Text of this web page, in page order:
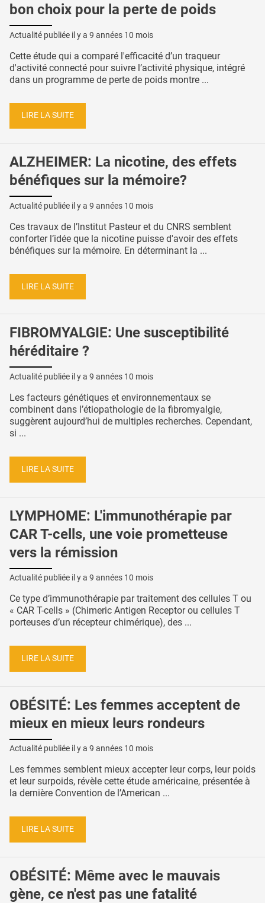
bon choix pour la perte de poids
Actualité publiée il y a 9 années 10 mois
Cette étude qui a comparé l'efficacité d’un traqueur
d'activité connecté pour suivre l’activité physique, intégré
dans un programme de perte de poids montre ...
LIRE LA SUITE
ALZHEIMER: La nicotine, des effets
bénéfiques sur la mémoire?
Actualité publiée il y a 9 années 10 mois
Ces travaux de l’Institut Pasteur et du CNRS semblent
conforter l’idée que la nicotine puisse d'avoir des effets
bénéfiques sur la mémoire. En déterminant la ...
LIRE LA SUITE
FIBROMYALGIE: Une susceptibilité
héréditaire ?
Actualité publiée il y a 9 années 10 mois
Les facteurs génétiques et environnementaux se
combinent dans l’étiopathologie de la fibromyalgie,
suggèrent aujourd’hui de multiples recherches. Cependant,
si ...
LIRE LA SUITE
LYMPHOME: L'immunothérapie par
CAR T-cells, une voie prometteuse
vers la rémission
Actualité publiée il y a 9 années 10 mois
Ce type d’immunothérapie par traitement des cellules T ou
« CAR T-cells » (Chimeric Antigen Receptor ou cellules T
porteuses d’un récepteur chimérique), des ...
LIRE LA SUITE
OBÉSITÉ: Les femmes acceptent de
mieux en mieux leurs rondeurs
Actualité publiée il y a 9 années 10 mois
Les femmes semblent mieux accepter leur corps, leur poids
et leur surpoids, révèle cette étude américaine, présentée à
la dernière Convention de l’American ...
LIRE LA SUITE
OBÉSITÉ: Même avec le mauvais
gène, ce n'est pas une fatalité